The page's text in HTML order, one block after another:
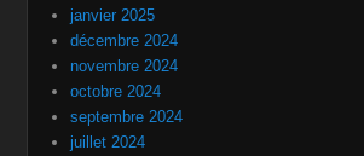
janvier 2025
décembre 2024
novembre 2024
octobre 2024
septembre 2024
juillet 2024